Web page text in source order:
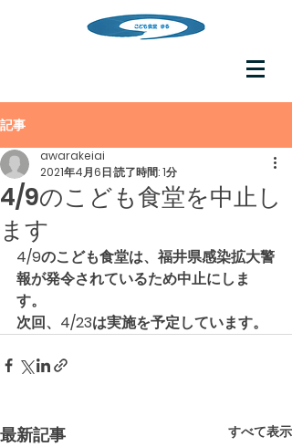
記事
4/9のこども食堂を中止し
ます
awarakeiai
2021年4月6日読了時間: 1分
4/9のこども食堂は、福井県感染拡大警
報が発令されているため中止にしま
す。
次回、4/23は実施を予定しています。
最新記事 すべて表示